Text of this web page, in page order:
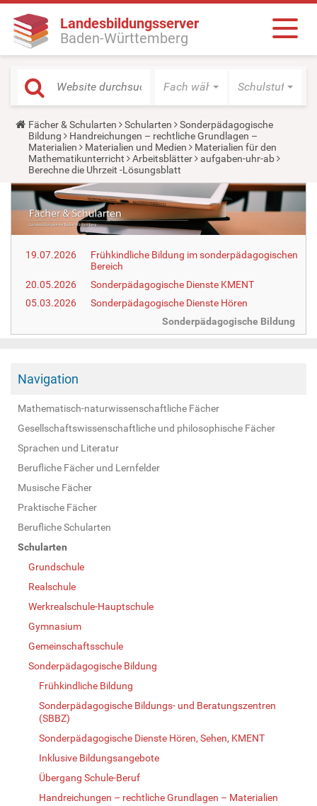
Landesbildungsserver
Baden-Württemberg
Fach wählen Schulstufe
Y
o
u
a
r
e
h
r
e
:
Fächer & Schularten Schularten
Sonderpädagogische
Bildung
Handreichungen – rechtliche Grundlagen –
Materialien
Materialien und Medien
Materialien für den
Mathematikunterricht
Arbeitsblätter
aufgaben-uhr-ab
Berechne die Uhrzeit -Lösungsblatt
19.07.2026
Frühkindliche Bildung im sonderpädagogischen
Bereich
20.05.2026
Sonderpädagogische Dienste KMENT
05.03.2026
Sonderpädagogische Dienste Hören
Sonderpädagogische Bildung
Navigation
Mathematisch-naturwissenschaftliche Fächer
Gesellschaftswissenschaftliche und philosophische Fächer
Sprachen und Literatur
Berufliche Fächer und Lernfelder
Musische Fächer
Praktische Fächer
Berufliche Schularten
Schularten
Grundschule
Realschule
Werkrealschule-Hauptschule
Gymnasium
Gemeinschaftsschule
Sonderpädagogische Bildung
Frühkindliche Bildung
Sonderpädagogische Bildungs- und Beratungszentren
(SBBZ)
Sonderpädagogische Dienste Hören, Sehen, KMENT
Inklusive Bildungsangebote
Übergang Schule-Beruf
Handreichungen – rechtliche Grundlagen – Materialien